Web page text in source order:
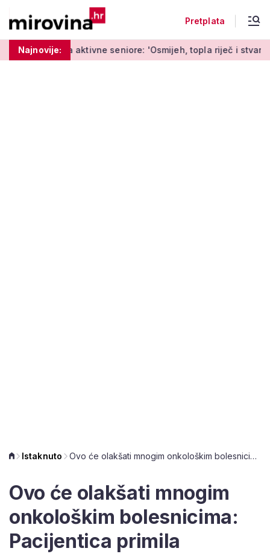
Pretplata
Najnovije:
seniore: 'Osmijeh, topla riječ i stvaranje novih
Istaknuto Ovo će olakšati mnogim onkološkim bolesnicima: Pacijentica primila kemoterapiju kod kuće
Ovo će olakšati mnogim
onkološkim bolesnicima:
Pacijentica primila